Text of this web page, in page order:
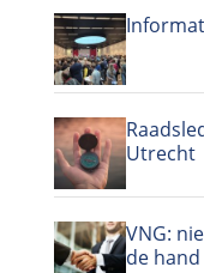
Utrecht
VNG:
de hand